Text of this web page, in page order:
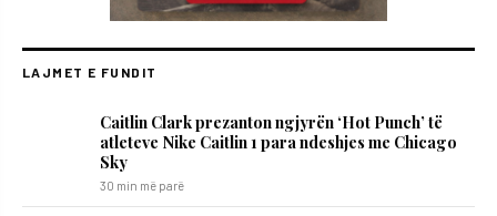
LAJMET E FUNDIT
Caitlin Clark prezanton ngjyrën ‘Hot Punch’ të
atleteve Nike Caitlin 1 para ndeshjes me Chicago
Sky
30 min më parë